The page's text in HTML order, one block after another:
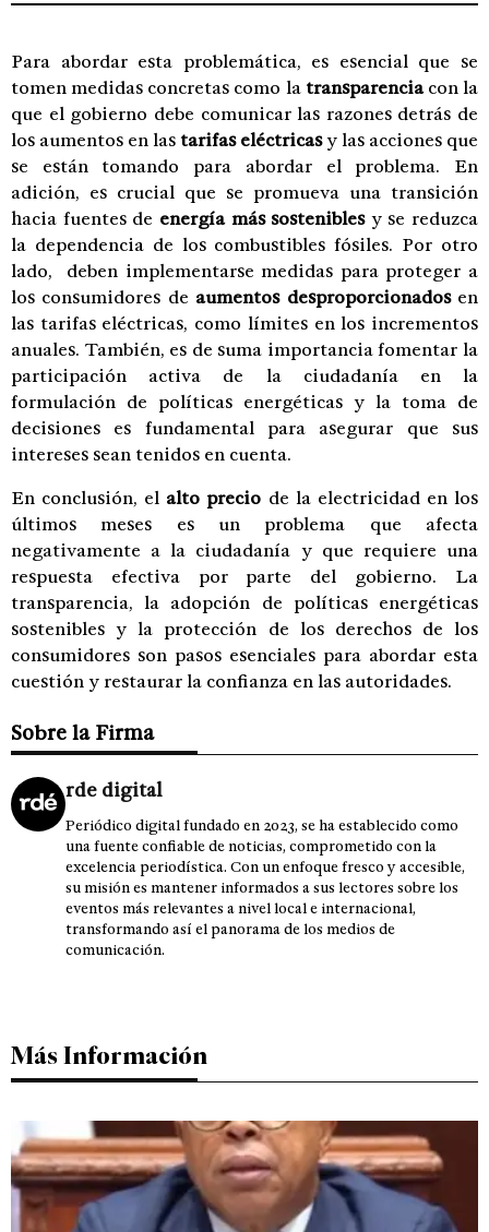
Para abordar esta problemática, es esencial que se
tomen medidas concretas como la transparenciacon la
que el gobierno debe comunicar las razones detrás de
los aumentos en las tarifas eléctricasy las acciones que
se están tomando para abordar el problema. En
adición, es crucial que se promueva una transición
hacia fuentes de energía más sosteniblesy se reduzca
la dependencia de los combustibles fósiles. Por otro
lado, deben implementarse medidas para proteger a
los consumidores de aumentos desproporcionadosen
las tarifas eléctricas, como límites en los incrementos
anuales. También, es de suma importancia fomentar la
participación activa de la ciudadanía en la
formulación de políticas energéticas y la toma de
decisiones es fundamental para asegurar que sus
intereses sean tenidos en cuenta.
En conclusión, el alto precio de la electricidad en los
últimos meses es un problema que afecta
negativamente a la ciudadanía y que requiere una
respuesta efectiva por parte del gobierno. La
transparencia, la adopción de políticas energéticas
sostenibles y la protección de los derechos de los
consumidores son pasos esenciales para abordar esta
cuestión y restaurar la confianza en las autoridades.
Sobre la Firma
rde digital
Periódico digital fundado en 2023, se ha establecido como
una fuente confiable de noticias, comprometido con la
excelencia periodística. Con un enfoque fresco y accesible,
su misión es mantener informados a sus lectores sobre los
eventos más relevantes a nivel local e internacional,
transformando así el panorama de los medios de
comunicación.
Más Información